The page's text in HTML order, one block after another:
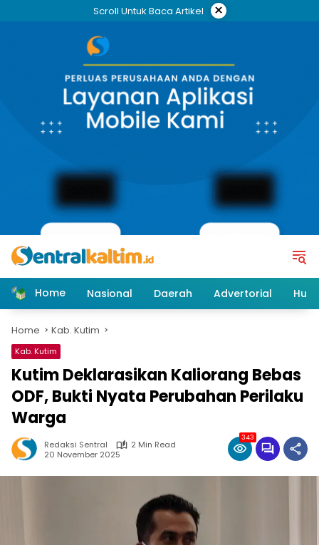
Scroll Untuk Baca Artikel ×
Home Nasional Daerah Advertorial
Home Kab. Kutim
Kab. Kutim
Kutim Deklarasikan Kaliorang Bebas
ODF, Bukti Nyata Perubahan Perilaku
Warga
Redaksi Sentral
2 Min Read
20 November 2025
343